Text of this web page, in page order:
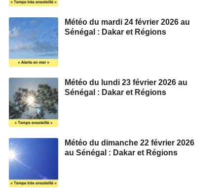
Météo du mardi 24 février 2026 au
Sénégal : Dakar et Régions
Météo du lundi 23 février 2026 au
Sénégal : Dakar et Régions
Météo du dimanche 22 février 2026
au Sénégal : Dakar et Régions